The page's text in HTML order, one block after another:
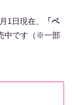
1日現在、
「ベ
中です（※一部